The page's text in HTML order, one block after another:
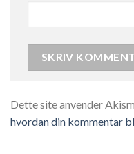
Dette site anvender
hvordan din kommentar